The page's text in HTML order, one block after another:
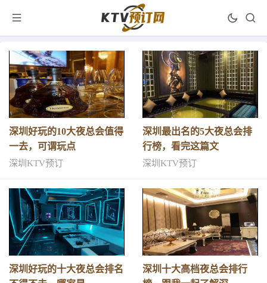
深圳好玩的10大夜总会值得
一去，可谓玩点
深圳KTV预订
深圳最出名的5大夜总会排
行榜，看完这篇文
深圳KTV预订
深圳好玩的十大夜总会排名
深圳十大高档夜总会排行